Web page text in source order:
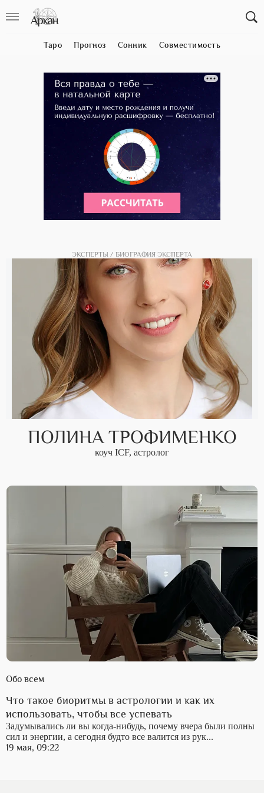
Таро Прогноз Сонник Совместимость
ЭКСПЕРТЫ БИОГРАФИЯ ЭКСПЕРТА
ПОЛИНА ТРОФИМЕНКО
коуч ICF, астролог
Обо всем
Что такое биоритмы в астрологии и как их
использовать, чтобы все успевать
Задумывались ли вы когда-нибудь, почему вчера были полны
сил и энергии, а сегодня будто все валится из рук...
19 мая, 09:22